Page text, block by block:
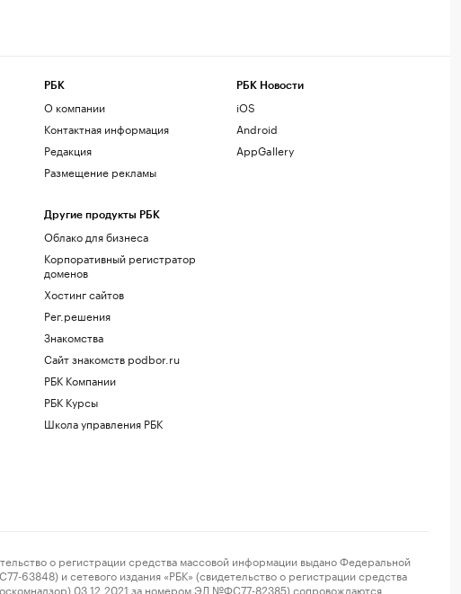
РБК
О компании
Контактная информация
Редакция
Размещение рекламы
Другие продукты РБК
Облако для бизнеса
Корпоративный регистратор
доменов
Хостинг сайтов
Рег.решения
Знакомства
Сайт знакомств podbor.ru
РБК Компании
РБК Курсы
Школа управления РБК
РБК Новости
iOS
Android
AppGallery
о регистрации средства массовой информации выдано Федеральной
и сетевого издания «РБК» (свидетельство о регистрации средства
03.12.2021 за номером ЭЛ №ФС77-82385) сопровождаются